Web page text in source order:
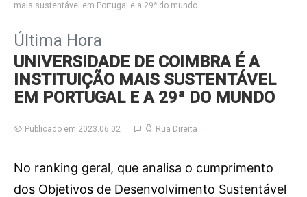
mais sustentável em Portugal e a 29ª do mundo
Última Hora
UNIVERSIDADE DE COIMBRA É A
INSTITUIÇÃO MAIS SUSTENTÁVEL
EM PORTUGAL E A 29ª DO MUNDO
Publicado em 2023.06.02 Rua Direita
No ranking geral, que analisa o cumprimento
dos Objetivos de Desenvolvimento Sustentável